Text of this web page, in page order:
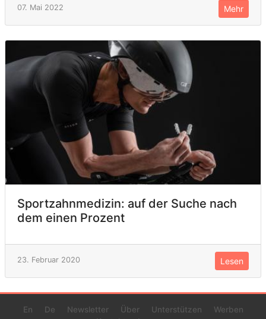
07. Mai 2022 Mehr
Sportzahnmedizin: auf der Suche nach
dem einen Prozent
23. Februar 2020 Lesen
En De Newsletter Über Unterstützen
Werben